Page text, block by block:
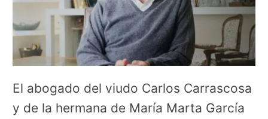
El abogado del viudo Carlos Carrascosa
y de la hermana de María Marta García